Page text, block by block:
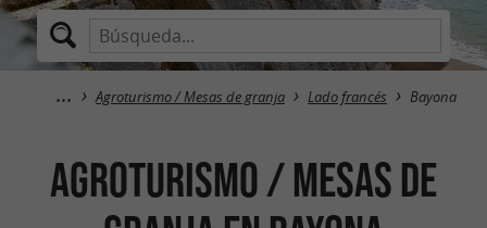
Agroturismo / Mesas de granja Lado francés Bayona
Agroturismo / Mesas de